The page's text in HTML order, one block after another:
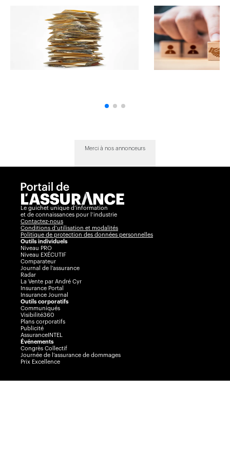
Merci à nos annonceurs
Le guichet unique d’information
et de connaissances pour l’industrie
Contactez-nous
Conditions d’utilisation et modalités
Politique de protection des données personnelles
Outils individuels
Niveau PRO
Niveau EXÉCUTIF
Comparateur
Journal de l’assurance
Radar
La Vente par André Cyr
Insurance Portal
Insurance Journal
Outils corporatifs
Communiqués
Visibilité360
Plans corporatifs
Publicité
AssuranceINTEL
Événements
Congrès Collectif
Journée de l’assurance de dommages
Prix Excellence